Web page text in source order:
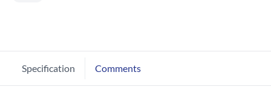
Specification Comments